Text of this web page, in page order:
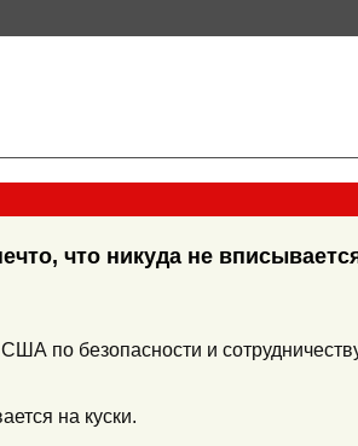
что никуда не
по безопасности и
на куски.